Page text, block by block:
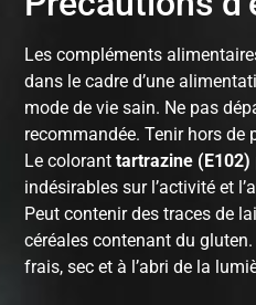
Les compléments
dans le cadre d’une
mode de vie sain. Ne pas
recommandée. Tenir hors de
Le coloranttartrazine (E102)
indésirables sur l’activité et
Peut contenir des traces de
céréales contenant du
frais, sec et à l’abri de la